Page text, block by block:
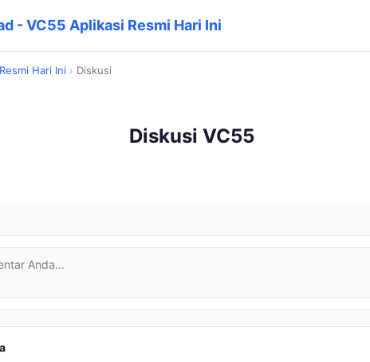
- VC55 Aplikasi Resmi Hari Ini
Hari Ini › Diskusi
Diskusi VC55